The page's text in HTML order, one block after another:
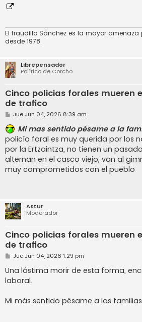
El fraudillo Sánchez es la mayor
desde 1978.
Librepensador
Político de Corcho
Cinco policias forales mueren
de trafico
M
n
s
a
j
e
Jue Jun 04, 2026 8:39 am
Mi mas sentido pésame a la
policía foral es muy querida por los
por la Ertzaintza, no tienen un
alternan en el casco viejo, van al
muy comprometidos con el pueblo
Astur
Moderador
Cinco policias forales mueren
de trafico
M
n
s
a
Jue Jun 04, 2026 1:29 pm
Una lástima morir de esta forma,
laboral.
Mi más sentido pésame a las familias